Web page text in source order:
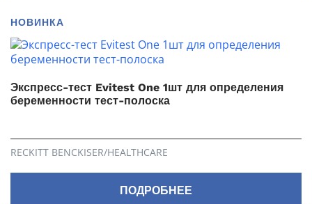
НОВИНКА
Экспресс-тест Evitest One 1шт для определения
беременности тест-полоска
RECKITT BENCKISER/НEALTHСARE
ПОДРОБНЕЕ